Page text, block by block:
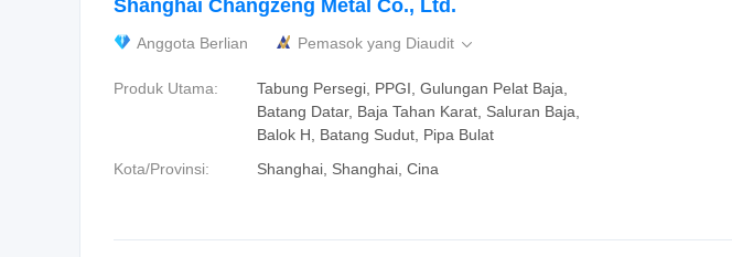
Shanghai Changzeng Metal Co., Ltd.
Anggota Berlian Pemasok yang Diaudit 
Produk Utama:
Tabung Persegi, PPGI, Gulungan Pelat Baja,
Batang Datar, Baja Tahan Karat, Saluran Baja,
Balok H, Batang Sudut, Pipa Bulat
Kota/Provinsi:
Shanghai, Shanghai, Cina